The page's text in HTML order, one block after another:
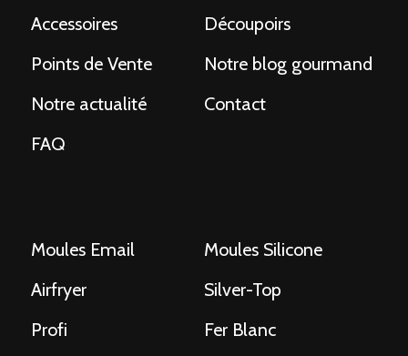
Accessoires
Découpoirs
Points de Vente
Notre blog gourmand
Notre actualité
Contact
FAQ
Moules Email
Moules Silicone
Airfryer
Silver-Top
Profi
Fer Blanc